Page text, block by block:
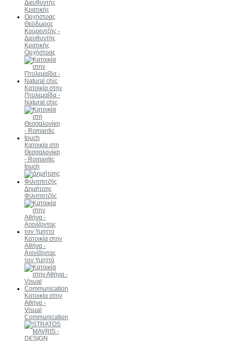
Θεόδωρος
Κουρεντζής -
Διευθυντής
Κρατικής
Ορχήστρας
Κατοικία στην
Πτολεμαΐδα -
Natural chic
Κατοικία στη
Θεσσαλονίκη
- Romantic
touch
Δημήτρης
Φιλιππιτζής
Κατοικία στην
Αθήνα -
Ατενίζοντας
τον Υμηττό
Κατοικία στην
Αθήνα -
Visual
Communication